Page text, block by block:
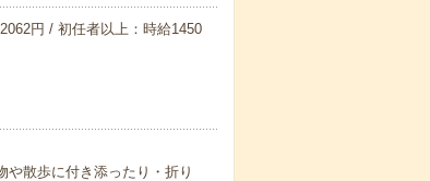
円 / 初任者以上：時給1450
散歩に付き添ったり・折り